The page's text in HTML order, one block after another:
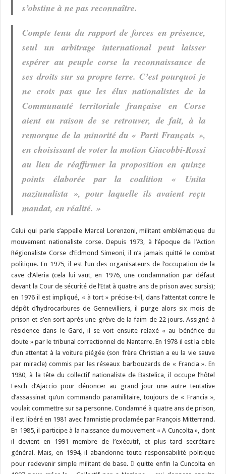
s’obstine à ne pas reconnaître.
Compte tenu du rapport de forces en présence,
seul un arbitrage international peut laisser
espérer au peuple corse la reconnaissance de
ses droits sur sa propre terre. C’est pourquoi je
ne crois pas que les élus nationalistes de la
Communauté territoriale française en Corse
aient eu raison de se retrouver, de fait, à la
remorque de la minorité du « Parti Français »,
en choisissant de voter la motion Giacobbi-Rossi
au lieu de réaffirmer la proposition en quinze
points élaborée par la coalition « Unita
naziunalista », pour laquelle ils avaient reçu
mandat, en réalité. »
Celui qui parle s’appelle Marcel Lorenzoni, militant emblématique du
mouvement nationaliste corse. Depuis 1973, à l’époque de l’Action
Régionaliste Corse d’Edmond Simeoni, il n’a jamais quitté le combat
politique. En 1975, il est l’un des organisateurs de l’occupation de la
cave d’Aleria (cela lui vaut, en 1976, une condamnation par défaut
devant la Cour de sécurité de l’Etat à quatre ans de prison avec sursis);
en 1976 il est impliqué, « à tort » précise-t-il, dans l’attentat contre le
dépôt d’hydrocarbures de Gennevilliers, il purge alors six mois de
prison et s’en sort après une grève de la faim de 22 jours. Assigné à
résidence dans le Gard, il se voit ensuite relaxé « au bénéfice du
doute » par le tribunal correctionnel de Nanterre. En 1978 il est la cible
d’un attentat à la voiture piégée (son frère Christian a eu la vie sauve
par miracle) commis par les réseaux barbouzards de « Francia ». En
1980, à la tête du collectif nationaliste de Bastelica, il occupe l’hôtel
Fesch d’Ajaccio pour dénoncer au grand jour une autre tentative
d’assassinat qu’un commando paramilitaire, toujours de « Francia »,
voulait commettre sur sa personne. Condamné à quatre ans de prison,
il est libéré en 1981 avec l’amnistie proclamée par François Mitterrand.
En 1985, il participe à la naissance du mouvement « A Cuncolta », dont
il devient en 1991 membre de l’exécutif, et plus tard secrétaire
général. Mais, en 1994, il abandonne toute responsabilité politique
pour redevenir simple militant de base. Il quitte enfin la Cuncolta en